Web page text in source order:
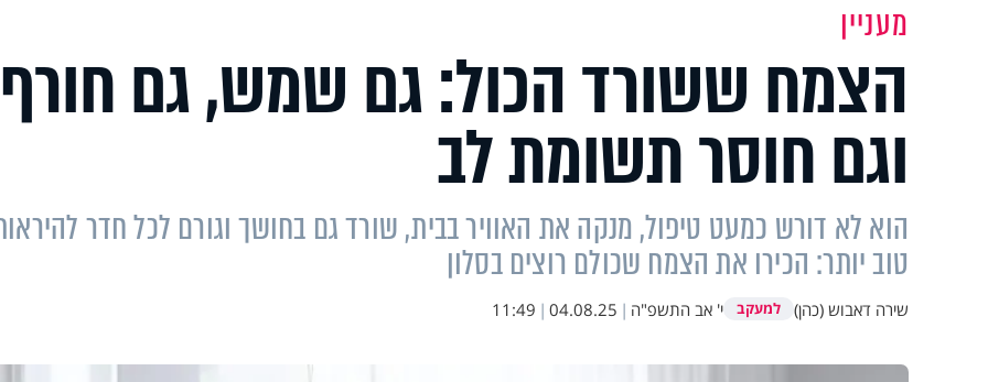
מעניין
הצמח ששורד הכול: גם שמש, גם חורף
וגם חוסר תשומת לב
הוא לא דורש כמעט טיפול, מנקה את האוויר בבית, שורד גם בחושך וגורם לכל חדר
טוב יותר: הכירו את הצמח שכולם רוצים בסלון
שירה דאבוש (כהן) למעקב י' אב התשפ"ה |
04.08.25
|
11:49